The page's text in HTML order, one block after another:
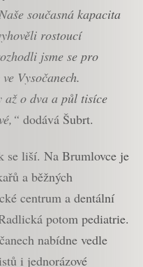
současná kapacita
rostoucí
jsme se pro
Vysočanech.
až o dva a půl tisíce
dodává Šubrt.
se liší. Na Brumlovce je
a běžných
centrum a dentální
potom pediatrie.
nabídne vedle
i jednorázové